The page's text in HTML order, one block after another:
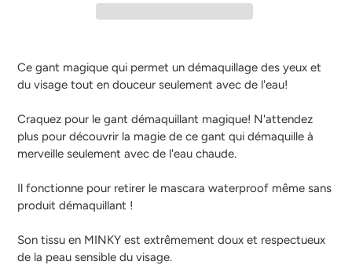
d'un
produit
votre
panier
Ce gant magique qui permet un démaquillage des yeux et
du visage tout en douceur seulement avec de l'eau!
Craquez pour le gant démaquillant magique! N'attendez
plus pour découvrir la magie de ce gant qui démaquille à
merveille seulement avec de l'eau chaude.
Il fonctionne pour retirer le mascara waterproof même sans
produit démaquillant !
Son tissu en MINKY est extrêmement doux et respectueux
de la peau sensible du visage.